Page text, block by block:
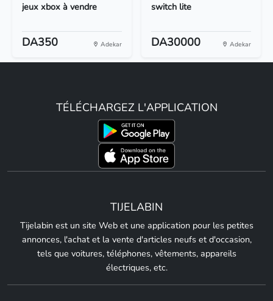
jeux xbox à vendre
DA350 Adekar
switch lite
DA30000 Adekar
TÉLÉCHARGEZ L'APPLICATION
TIJELABIN
Tijelabin est un site Web et une application pour les petites
annonces, l'achat et la vente d'articles neufs et d'occasion,
tels que voitures, téléphones, vêtements, appareils
électriques, etc.